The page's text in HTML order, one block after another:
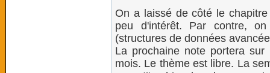
On a laissé de côté le
peu d'intérêt. Par contre,
(structures de données
La prochaine note portera
mois. Le thème est libre. La